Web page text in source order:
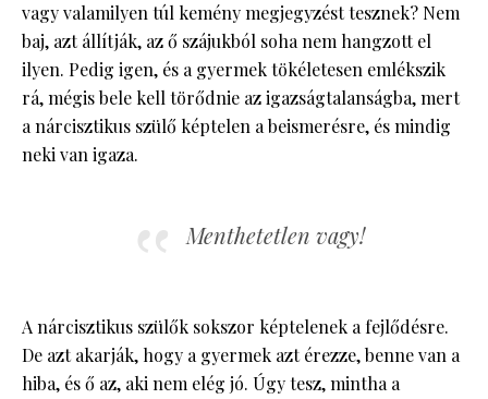
vagy valamilyen túl kemény megjegyzést tesznek? Nem
baj, azt állítják, az ő szájukból soha nem hangzott el
ilyen. Pedig igen, és a gyermek tökéletesen emlékszik
rá, mégis bele kell törődnie az igazságtalanságba, mert
a nárcisztikus szülő képtelen a beismerésre, és mindig
neki van igaza.
Menthetetlen vagy!
A nárcisztikus szülők sokszor képtelenek a fejlődésre.
De azt akarják, hogy a gyermek azt érezze, benne van a
hiba, és ő az, aki nem elég jó. Úgy tesz, mintha a